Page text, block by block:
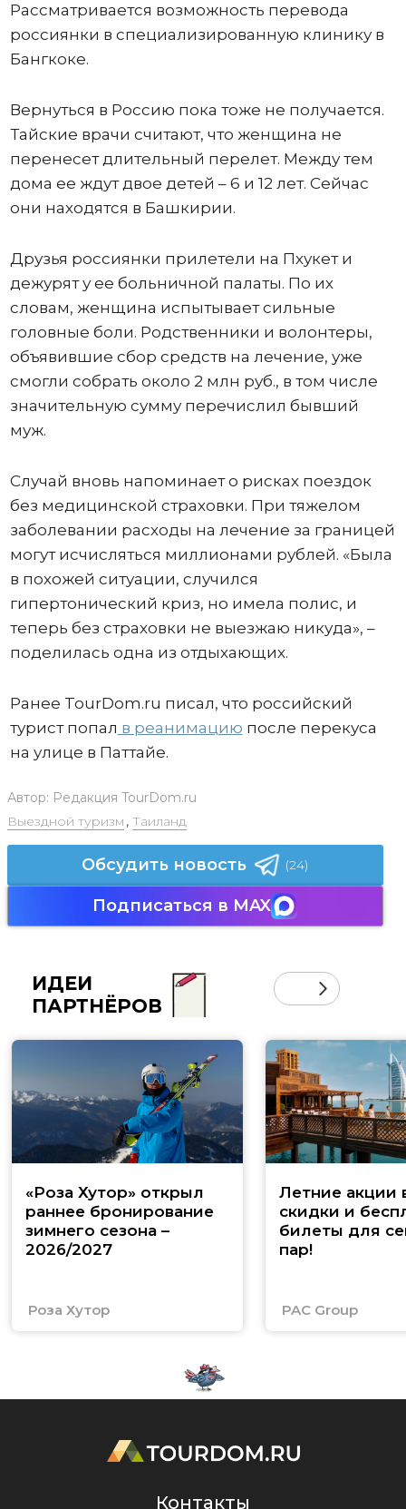
Рассматривается возможность перевода
россиянки в специализированную клинику в
Бангкоке.
Вернуться в Россию пока тоже не получается.
Тайские врачи считают, что женщина не
перенесет длительный перелет. Между тем
дома ее ждут двое детей – 6 и 12 лет. Сейчас
они находятся в Башкирии.
Друзья россиянки прилетели на Пхукет и
дежурят у ее больничной палаты. По их
словам, женщина испытывает сильные
головные боли. Родственники и волонтеры,
объявившие сбор средств на лечение, уже
смогли собрать около 2 млн руб., в том числе
значительную сумму перечислил бывший
муж.
Случай вновь напоминает о рисках поездок
без медицинской страховки. При тяжелом
заболевании расходы на лечение за границей
могут исчисляться миллионами рублей. «Была
в похожей ситуации, случился
гипертонический криз, но имела полис, и
теперь без страховки не выезжаю никуда», –
поделилась одна из отдыхающих.
Ранее TourDom.ru писал, что российский
турист попал в реанимацию после перекуса
на улице в Паттайе.
Автор: Редакция TourDom.ru
Выездной туризм , Таиланд
Обсудить новость (24)
Подписаться в MAX
ИДЕИ
ПАРТНЁРОВ
«Роза Хутор» открыл
раннее бронирование
зимнего сезона –
2026/2027
Роза Хутор
Летние акции
скидки и
билеты для
пар!
PAC Group
Контакты